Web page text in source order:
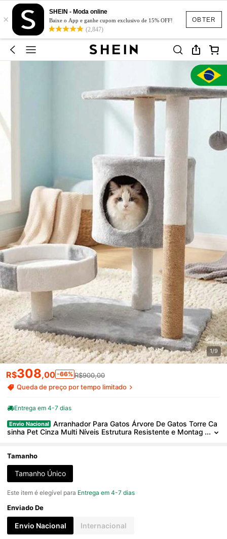
OBTER
×
SHEIN - Moda online
Baixe o App e ganhe cupom exclusivo de 15% OFF!
(2,847)
1/9
R$308,00 -66% R$900,00
Queda de preço por tempo limitado
Entrega em 4-7 dias
Envio Nacional
Arranhador Para Gatos Árvore De Gatos Torre Ca
sinha Pet Cinza Multi Níveis Estrutura Resistente e Montag
Tamanho
Tamanho Único
Este item é elegível para Entrega em 4-7 dias
Enviado De
Envio Nacional Internacional